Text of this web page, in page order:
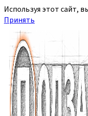
Используя этот сайт,
Принять